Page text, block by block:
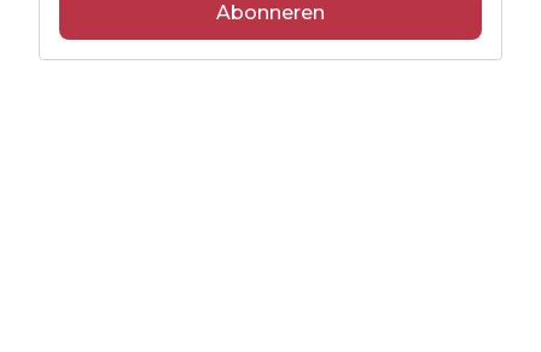
Abonneren